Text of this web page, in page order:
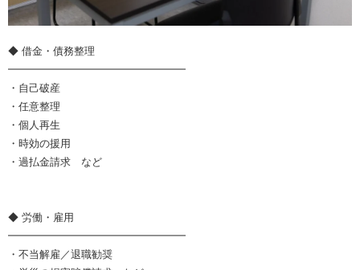
◆ 借金・債務整理
━━━━━━━━━━━━━━━━━
・自己破産
・任意整理
・個人再生
・時効の援用
・過払金請求 など
◆ 労働・雇用
━━━━━━━━━━━━━━━━━
・不当解雇／退職勧奨